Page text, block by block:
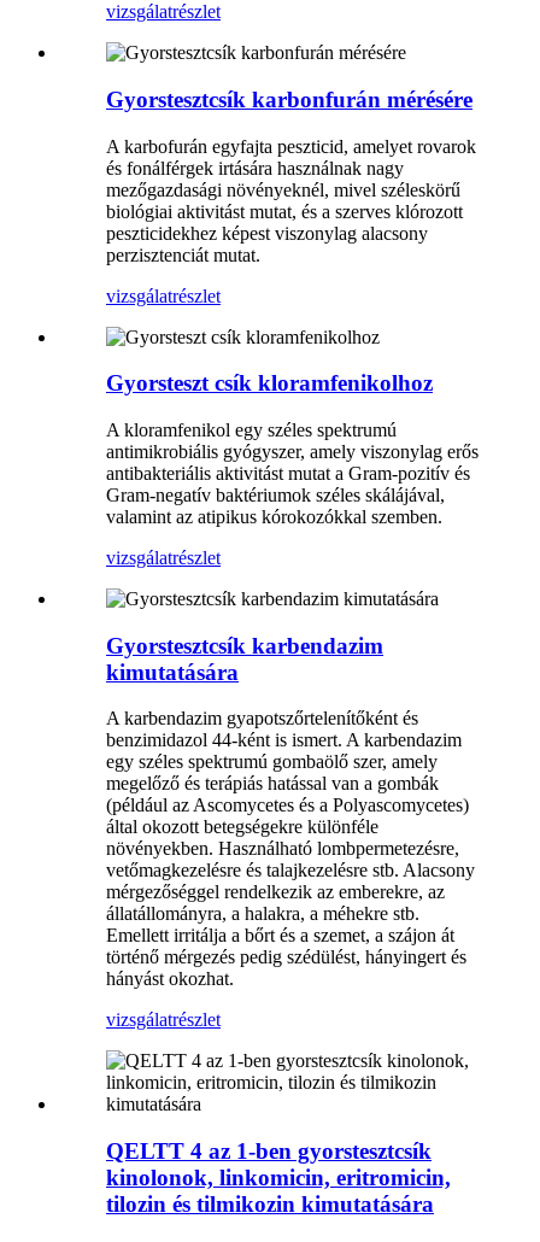
vizsgálatrészlet
Gyorstesztcsík karbonfurán mérésére
A karbofurán egyfajta peszticid, amelyet rovarok
és fonálférgek irtására használnak nagy
mezőgazdasági növényeknél, mivel széleskörű
biológiai aktivitást mutat, és a szerves klórozott
peszticidekhez képest viszonylag alacsony
perzisztenciát mutat.
vizsgálatrészlet
Gyorsteszt csík kloramfenikolhoz
A kloramfenikol egy széles spektrumú
antimikrobiális gyógyszer, amely viszonylag erős
antibakteriális aktivitást mutat a Gram-pozitív és
Gram-negatív baktériumok széles skálájával,
valamint az atipikus kórokozókkal szemben.
vizsgálatrészlet
Gyorstesztcsík karbendazim
kimutatására
A karbendazim gyapotszőrtelenítőként és
benzimidazol 44-ként is ismert. A karbendazim
egy széles spektrumú gombaölő szer, amely
megelőző és terápiás hatással van a gombák
(például az Ascomycetes és a Polyascomycetes)
által okozott betegségekre különféle
növényekben. Használható lombpermetezésre,
vetőmagkezelésre és talajkezelésre stb. Alacsony
mérgezőséggel rendelkezik az emberekre, az
állatállományra, a halakra, a méhekre stb.
Emellett irritálja a bőrt és a szemet, a szájon át
történő mérgezés pedig szédülést, hányingert és
hányást okozhat.
vizsgálatrészlet
QELTT 4 az 1-ben gyorstesztcsík
kinolonok, linkomicin, eritromicin,
tilozin és tilmikozin kimutatására